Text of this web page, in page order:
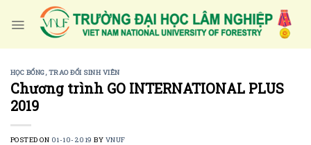
HỌC BỔNG, TRAO ĐỔI SINH VIÊN
Chương trình GO INTERNATIONAL PLUS
2019
POSTED ON 01-10-2019 BY VNUF